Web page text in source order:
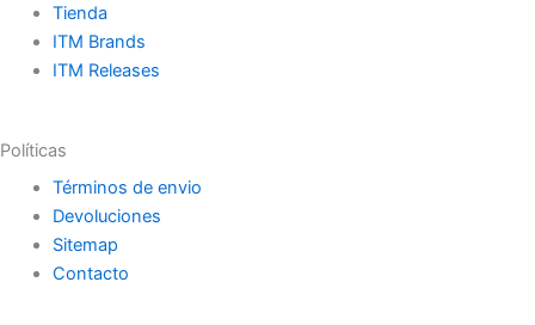
Tienda
ITM Brands
ITM Releases
Políticas
Términos de envio
Devoluciones
Sitemap
Contacto